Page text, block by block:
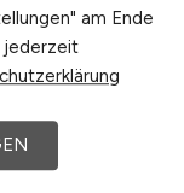
du im
von
sorgst
am Ende
jederzeit